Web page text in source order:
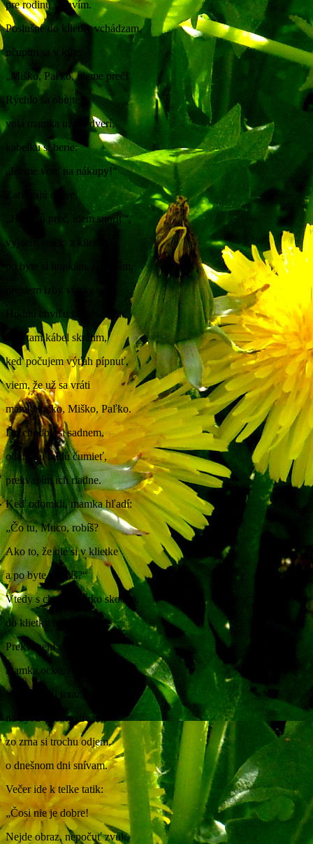
pre rodinu spravím.
Poslušne do klietky vchádzam,
učupím sa v kúte.
„Miško, Paľko, ideme preč!
Rýchlo sa obujte!“,
volá mamka už od dverí,
kabelku si berie:
„Ideme von, na nákupy!“
Zatvárajú dvere.
„Hurá sú preč, idem snoriť“,
vyjdem smelo z klietky,
po byte si hopkám, skackám,
prejdem izby všetky.
Hodnú chvíľu takto šantím,
sem-tam kábel skrátim,
keď počujem výťah pípnuť,
viem, že už sa vráti
mamka,ocko, Miško, Paľko.
Do chodby si sadnem,
od úžasu budú čumieť,
prekvapím ich riadne.
Keď odomkli, mamka hľadí:
„Čo tu, Muco, robíš?
Ako to, že nie si v klietke
a po byte chodíš?“
Vtedy s chuťou rezko skočím,
do klietky hneď letím.
Prekvapení veru boli,
mamka,ocko, deti.
Spokojne si teraz hoviem,
na byt z klietky dívam,
zo zrna si trochu odjem,
o dnešnom dni snívam.
Večer ide k telke tatik:
„Čosi nie je dobre!
Nejde obraz, nepočuť zvuk,